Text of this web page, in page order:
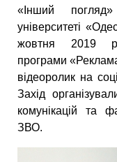
«Інший
університеті
жовтня 2019
програми
відеоролик на
Захід
комунікацій та
ЗВО.